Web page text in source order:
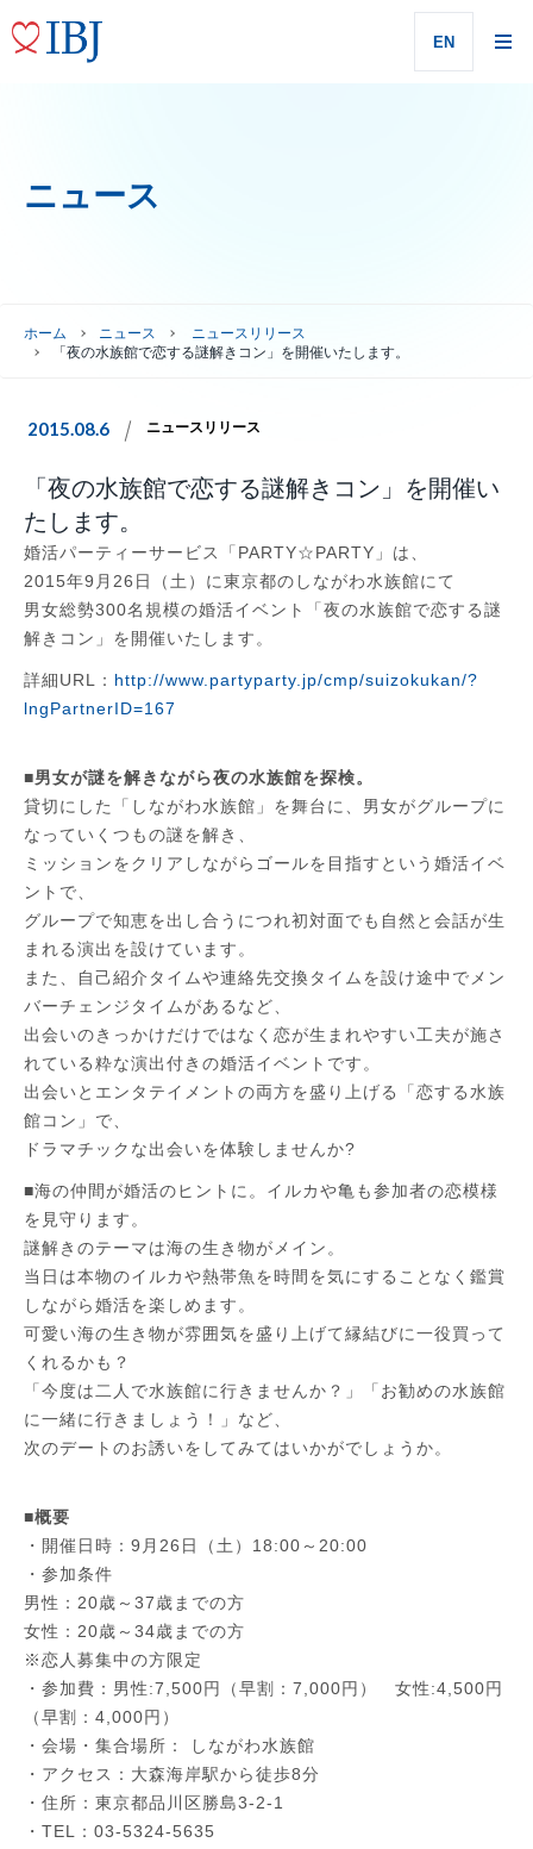
EN
ニュース
ホーム ニュース
ニュースリリース
「夜の水族館で恋する謎解きコン」を開催いたします。
2015.08.6 ニュースリリース
「夜の水族館で恋する謎解きコン」を開催い
たします。
婚活パーティーサービス「PARTY☆PARTY」は、
2015年9月26日（土）に東京都のしながわ水族館にて
男女総勢300名規模の婚活イベント「夜の水族館で恋する謎
解きコン」を開催いたします。
詳細URL： http://www.partyparty.jp/cmp/suizokukan/?
lngPartnerID=167
■男女が謎を解きながら夜の水族館を探検。
貸切にした「しながわ水族館」を舞台に、男女がグループに
なっていくつもの謎を解き、
ミッションをクリアしながらゴールを目指すという婚活イベ
ントで、
グループで知恵を出し合うにつれ初対面でも自然と会話が生
まれる演出を設けています。
また、自己紹介タイムや連絡先交換タイムを設け途中でメン
バーチェンジタイムがあるなど、
出会いのきっかけだけではなく恋が生まれやすい工夫が施さ
れている粋な演出付きの婚活イベントです。
出会いとエンタテイメントの両方を盛り上げる「恋する水族
館コン」で、
ドラマチックな出会いを体験しませんか?
■海の仲間が婚活のヒントに。イルカや亀も参加者の恋模様
を見守ります。
謎解きのテーマは海の生き物がメイン。
当日は本物のイルカや熱帯魚を時間を気にすることなく鑑賞
しながら婚活を楽しめます。
可愛い海の生き物が雰囲気を盛り上げて縁結びに一役買って
くれるかも？
「今度は二人で水族館に行きませんか？」「お勧めの水族館
に一緒に行きましょう！」など、
次のデートのお誘いをしてみてはいかがでしょうか。
■概要
・開催日時：9月26日（土）18:00～20:00
・参加条件
男性：20歳～37歳までの方
女性：20歳～34歳までの方
※恋人募集中の方限定
・参加費：男性:7,500円（早割：7,000円） 女性:4,500円
（早割：4,000円）
・会場・集合場所： しながわ水族館
・アクセス：大森海岸駅から徒歩8分
・住所：東京都品川区勝島3-2-1
・TEL：03-5324-5635